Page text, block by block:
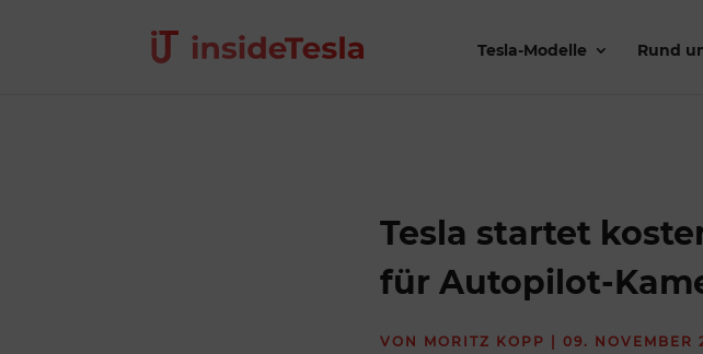
Tesla-Modelle Rund
Tesla startet
für Autopilot-
VON MORITZ KOPP | 09. NOVEMBER